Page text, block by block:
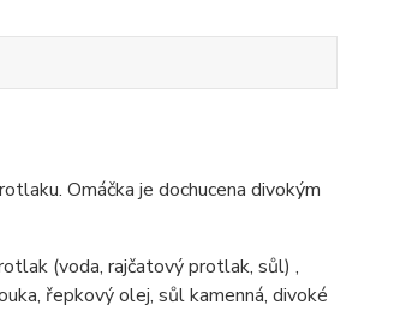
Omáčka je dochucena divokým
(voda, rajčatový protlak, sůl) ,
řepkový olej, sůl kamenná, divoké